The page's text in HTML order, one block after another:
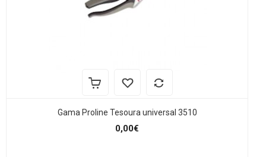
Gama Proline Tesoura universal 3510
0,00€